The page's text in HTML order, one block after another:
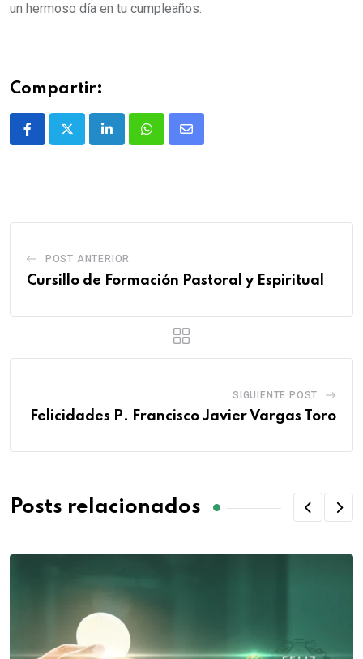
un hermoso día en tu cumpleaños.
Compartir:
POST ANTERIOR
Cursillo de Formación Pastoral y Espiritual
SIGUIENTE POST
Felicidades P. Francisco Javier Vargas Toro
Posts relacionados